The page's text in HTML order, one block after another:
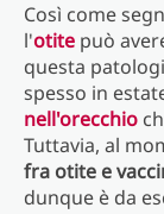
Così come
l'otite può
questa
spesso in
nell'orecchio
Tuttavia, al
fra otite e
dunque è da